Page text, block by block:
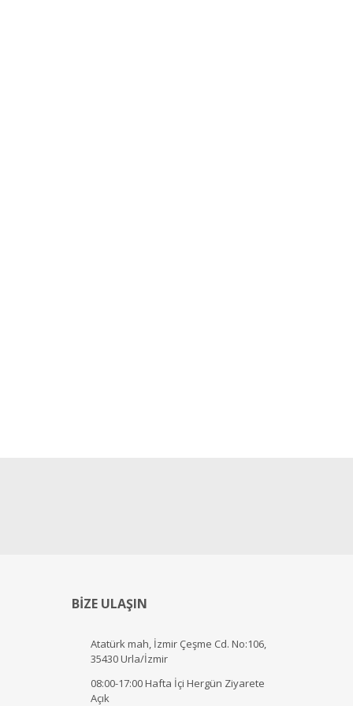
BİZE ULAŞIN
Atatürk mah, İzmir Çeşme Cd. No:106,
35430 Urla/İzmir
08:00-17:00 Hafta İçi Hergün Ziyarete
Açık